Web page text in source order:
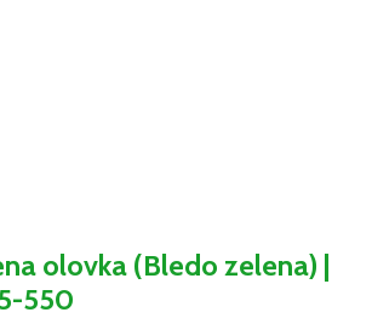
olovka (Bledo zelena) |
550